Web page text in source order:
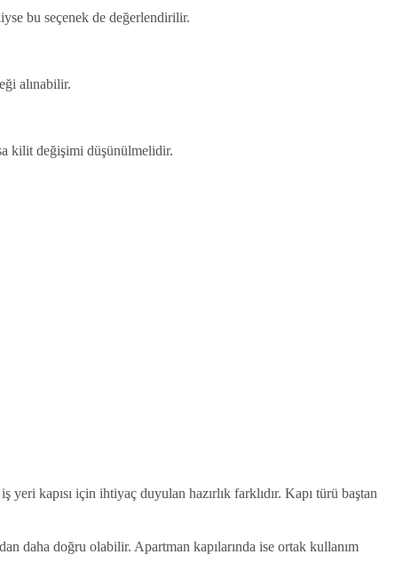
bu seçenek de değerlendirilir.
alınabilir.
kilit değişimi düşünülmelidir.
kapısı için ihtiyaç duyulan hazırlık farklıdır. Kapı türü baştan
daha doğru olabilir. Apartman kapılarında ise ortak kullanım